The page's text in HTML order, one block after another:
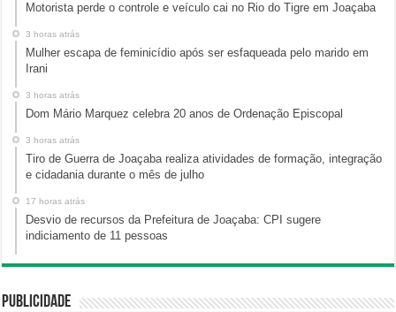
Motorista perde o controle e veículo cai no Rio do Tigre em Joaçaba
3 horas atrás
Mulher escapa de feminicídio após ser esfaqueada pelo marido em
Irani
3 horas atrás
Dom Mário Marquez celebra 20 anos de Ordenação Episcopal
3 horas atrás
Tiro de Guerra de Joaçaba realiza atividades de formação, integração
e cidadania durante o mês de julho
17 horas atrás
Desvio de recursos da Prefeitura de Joaçaba: CPI sugere
indiciamento de 11 pessoas
Publicidade